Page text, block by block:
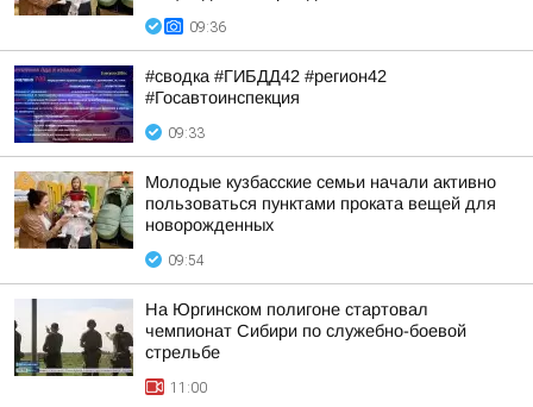
09:36
#сводка #ГИБДД42 #регион42
#Госавтоинспекция
09:33
Молодые кузбасские семьи начали активно
пользоваться пунктами проката вещей для
новорожденных
09:54
На Юргинском полигоне стартовал
чемпионат Сибири по служебно-боевой
стрельбе
11:00